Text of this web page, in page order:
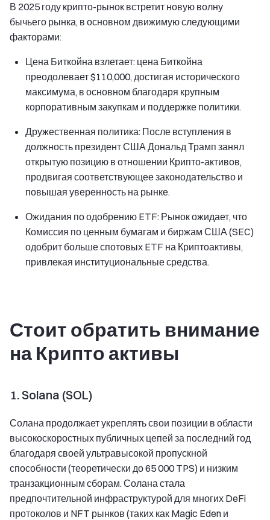
В 2025 году крипто-рынок встретит новую волну
бычьего рынка, в основном движимую следующими
факторами:
Цена Биткойна взлетает: цена Биткойна
преодолевает $110,000, достигая исторического
максимума, в основном благодаря крупным
корпоративным закупкам и поддержке политики.
Дружественная политика: После вступления в
должность президент США Дональд Трамп занял
открытую позицию в отношении Крипто-активов,
продвигая соответствующее законодательство и
повышая уверенность на рынке.
Ожидания по одобрению ETF: Рынок ожидает, что
Комиссия по ценным бумагам и биржам США (SEC)
одобрит больше спотовых ETF на Криптоактивы,
привлекая институциональные средства.
Стоит обратить внимание
на Крипто активы
1. Solana (SOL)
Солана продолжает укреплять свои позиции в области
высокоскоростных публичных цепей за последний год
благодаря своей ультравысокой пропускной
способности (теоретически до 65 000 TPS) и низким
транзакционным сборам. Солана стала
предпочтительной инфраструктурой для многих DeFi
протоколов и NFT рынков (таких как Magic Eden и